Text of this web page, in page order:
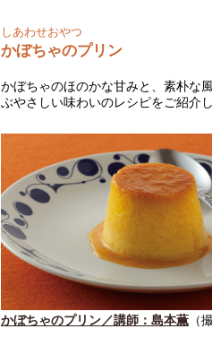
しあわせおやつ
かぼちゃのプリン
かぼちゃのほのかな甘みと、素朴な
ぶやさしい味わいのレシピをご紹介し
かぼちゃのプリン／講師：島本薫 （